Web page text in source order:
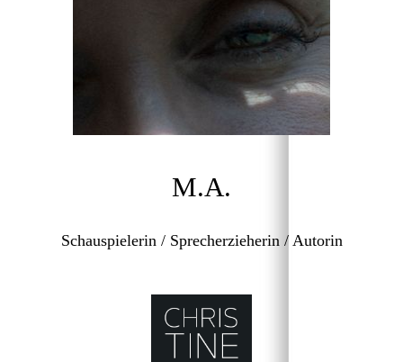
M.A.
Schauspielerin / Sprecherzieherin / Autorin